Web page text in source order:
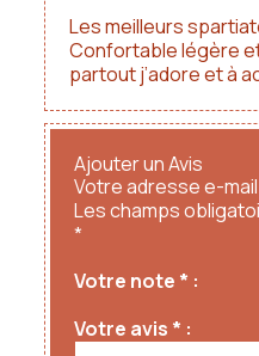
Les meilleurs
Confortable légère
partout j’adore et à
Ajouter un Avis
Votre adresse e-
Les champs
*
Votre note *
Votre avis *